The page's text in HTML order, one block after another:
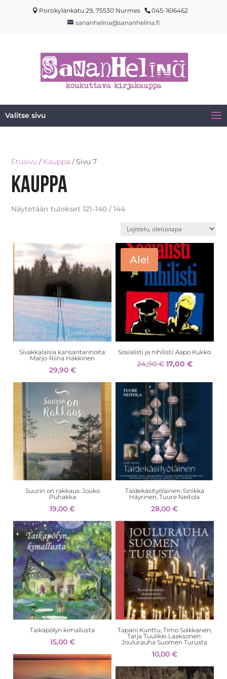
Porokylänkatu 29, 75530 Nurmes
045-1616462
sananhelina@sananhelina.fi
Valitse sivu
Etusivu / Kauppa / Sivu 7
Kauppa
Näytetään tulokset 121–140 / 144
Sivakkalaisia kansantarinoita:
Marjo-Riina Häkkinen
29,90 €
Ale!
Sosialisti ja nihilisti: Aapo Kukko
24,90€ Alkuperäinen
oli:
24,90 €.
17,00 €Nykyinen
Suurin on rakkaus: Jouko
Puhakka
19,00€
Taidekäsityöläinen: Sinikka
Häyrinen, Tuure Neitola
28,00€
Taikapölyn kimallusta
15,00 €
Tapani Kunttu, Timo Soikkanen,
Tarja Tuulikki Laaksonen:
Joulurauha Suomen Turusta
10,00 €